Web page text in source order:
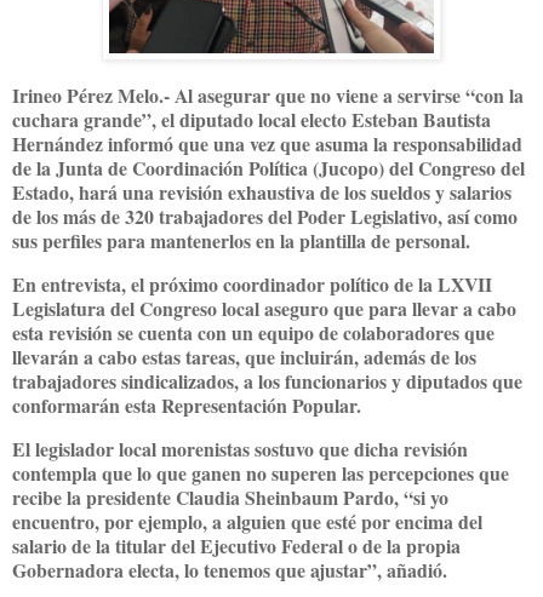
Irineo Pérez Melo.- Al asegurar que no viene a servirse “con la
cuchara grande”, el diputado local electo Esteban Bautista
Hernández informó que una vez que asuma la responsabilidad
de la Junta de Coordinación Política (Jucopo) del Congreso del
Estado, hará una revisión exhaustiva de los sueldos y salarios
de los más de 320 trabajadores del Poder Legislativo, así como
sus perfiles para mantenerlos en la plantilla de personal.
En entrevista, el próximo coordinador político de la LXVII
Legislatura del Congreso local aseguro que para llevar a cabo
esta revisión se cuenta con un equipo de colaboradores que
llevarán a cabo estas tareas, que incluirán, además de los
trabajadores sindicalizados, a los funcionarios y diputados que
conformarán esta Representación Popular.
El legislador local morenistas sostuvo que dicha revisión
contempla que lo que ganen no superen las percepciones que
recibe la presidente Claudia Sheinbaum Pardo, “si yo
encuentro, por ejemplo, a alguien que esté por encima del
salario de la titular del Ejecutivo Federal o de la propia
Gobernadora electa, lo tenemos que ajustar”, añadió.